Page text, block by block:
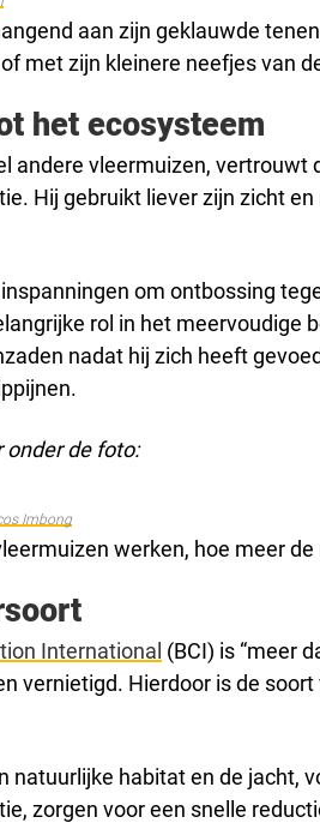
aan zijn geklauwde
met zijn kleinere neefjes van
het ecosysteem
andere vleermuizen, vertrouwt
Hij gebruikt liever zijn zicht
om ontbossing
rol in het meervoudige
nadat hij zich heeft
onder de foto:
Imbong
werken, hoe meer
International (BCI) is “meer
vernietigd. Hierdoor is de
natuurlijke habitat en de jacht,
zorgen voor een snelle